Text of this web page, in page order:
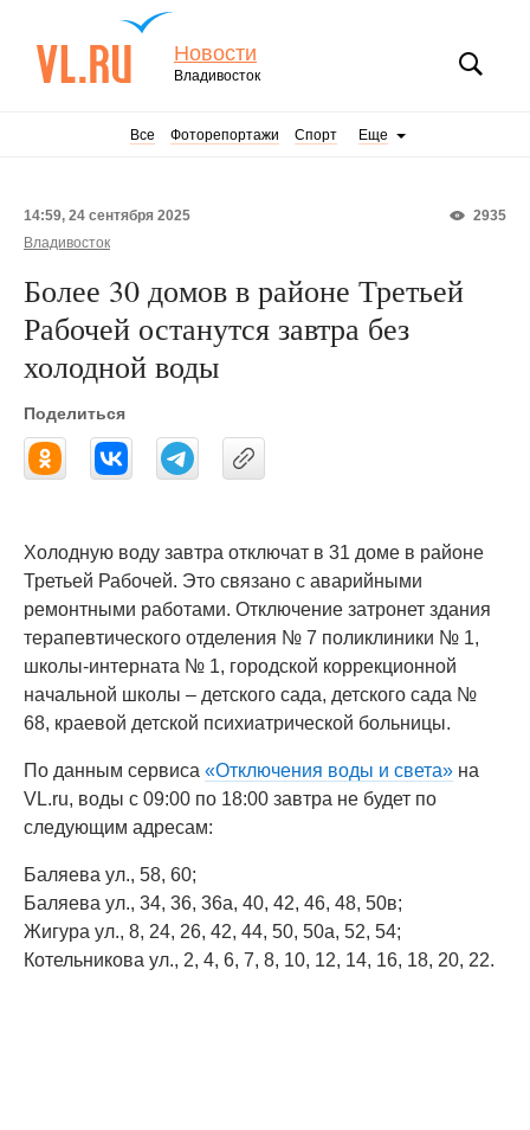
Новости
Владивосток
Все Фоторепортажи Спорт Еще
2935
14:59, 24 сентября 2025
Владивосток
Более 30 домов в районе Третьей
Рабочей останутся завтра без
холодной воды
Поделиться
Холодную воду завтра отключат в 31 доме в районе
Третьей Рабочей. Это связано с аварийными
ремонтными работами. Отключение затронет здания
терапевтического отделения № 7 поликлиники № 1,
школы-интерната № 1, городской коррекционной
начальной школы – детского сада, детского сада №
68, краевой детской психиатрической больницы.
По данным сервиса «Отключения воды и света» на
VL.ru, воды с 09:00 по 18:00 завтра не будет по
следующим адресам:
Баляева ул., 58, 60;
Баляева ул., 34, 36, 36а, 40, 42, 46, 48, 50в;
Жигура ул., 8, 24, 26, 42, 44, 50, 50а, 52, 54;
Котельникова ул., 2, 4, 6, 7, 8, 10, 12, 14, 16, 18, 20, 22.